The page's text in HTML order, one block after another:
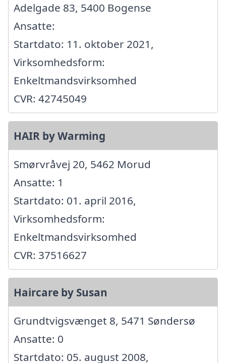
Adelgade 83, 5400 Bogense
Ansatte:
Startdato: 11. oktober 2021,
Virksomhedsform:
Enkeltmandsvirksomhed
CVR: 42745049
HAIR by Warming
Smørvråvej 20, 5462 Morud
Ansatte: 1
Startdato: 01. april 2016,
Virksomhedsform:
Enkeltmandsvirksomhed
CVR: 37516627
Haircare by Susan
Grundtvigsvænget 8, 5471 Søndersø
Ansatte: 0
Startdato: 05. august 2008,